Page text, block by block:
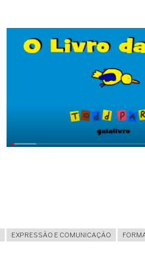
EXPRESSÃO E COMUNICAÇÃO